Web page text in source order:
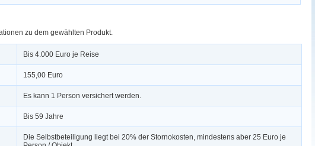
zu dem gewählten Produkt.
Bis 4.000 Euro je Reise
155,00 Euro
Es kann 1 Person versichert werden.
Bis 59 Jahre
Die Selbstbeteiligung liegt bei 20% der Stornokosten, mindestens aber 25 Euro je